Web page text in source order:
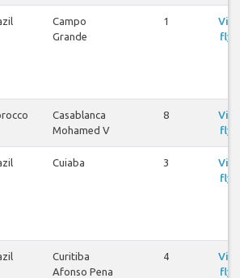
Campo
Grande
1
Visa
flyg
Casablanca
Mohamed V
8
Visa
flyg
Cuiaba 3
Visa
flyg
Curitiba
Afonso Pena
4
Visa
flyg